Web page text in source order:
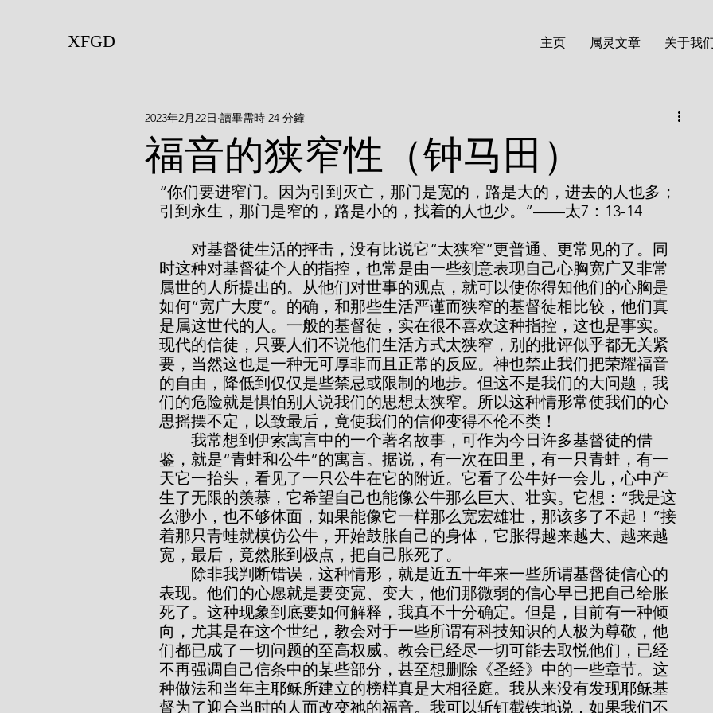
XFGD 主页 属灵文章 关于我
​福音的狭窄性（钟马田）
2023年2月22日 讀畢需時 24 分鐘
“你们要进窄门。因为引到灭亡，那门是宽的，路是大的，进去的人也多；
引到永生，那门是窄的，路是小的，找着的人也少。”——太7：13-14
时这种对基督徒个人的指控，也常是由一些刻意表现自己心胸宽广又非常
属世的人所提出的。从他们对世事的观点，就可以使你得知他们的心胸是
如何“宽广大度”。的确，和那些生活严谨而狭窄的基督徒相比较，他们真
是属这世代的人。一般的基督徒，实在很不喜欢这种指控，这也是事实。
现代的信徒，只要人们不说他们生活方式太狭窄，别的批评似乎都无关紧
要，当然这也是一种无可厚非而且正常的反应。神也禁止我们把荣耀福音
的自由，降低到仅仅是些禁忌或限制的地步。但这不是我们的大问题，我
们的危险就是惧怕别人说我们的思想太狭窄。所以这种情形常使我们的心
思摇摆不定，以致最后，竟使我们的信仰变得不伦不类！
鉴，就是“青蛙和公牛”的寓言。据说，有一次在田里，有一只青蛙，有一
天它一抬头，看见了一只公牛在它的附近。它看了公牛好一会儿，心中产
生了无限的羡慕，它希望自己也能像公牛那么巨大、壮实。它想：“我是这
么渺小，也不够体面，如果能像它一样那么宽宏雄壮，那该多了不起！”接
着那只青蛙就模仿公牛，开始鼓胀自己的身体，它胀得越来越大、越来越
宽，最后，竟然胀到极点，把自己胀死了。
表现。他们的心愿就是要变宽、变大，他们那微弱的信心早已把自己给胀
死了。这种现象到底要如何解释，我真不十分确定。但是，目前有一种倾
向，尤其是在这个世纪，教会对于一些所谓有科技知识的人极为尊敬，他
们都已成了一切问题的至高权威。教会已经尽一切可能去取悦他们，已经
不再强调自己信条中的某些部分，甚至想删除《圣经》中的一些章节。这
种做法和当年主耶稣所建立的榜样真是大相径庭。我从来没有发现耶稣基
督为了迎合当时的人而改变祂的福音。我可以斩钉截铁地说，如果我们不